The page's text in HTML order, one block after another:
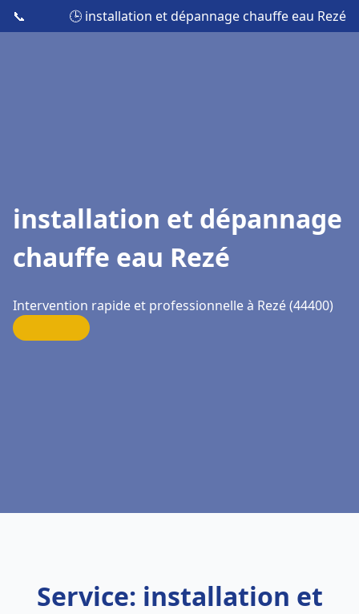
📞 🕒 installation et dépannage chauffe eau Rezé
installation et dépannage
chauffe eau Rezé
Intervention rapide et professionnelle à Rezé (44400)
Service: installation et